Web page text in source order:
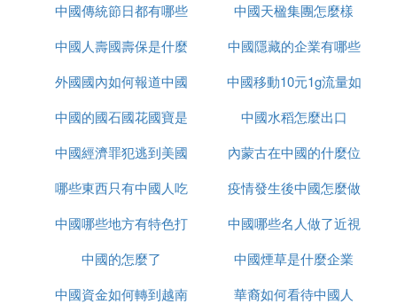
的
中國傳統節日都有哪些
中國天楹集團怎麼樣
中國人壽國壽保是什麼
中國隱藏的企業有哪些
外國國內如何報道中國
疫情
中國移動10元1g流量如
何取消
中國的國石國花國寶是
什麼
中國水稻怎麼出口
中國經濟罪犯逃到美國
怎麼辦
內蒙古在中國的什麼位
置
哪些東西只有中國人吃
疫情發生後中國怎麼做
的
中國哪些地方有特色打
鼓
中國哪些名人做了近視
手術
中國的怎麼了
中國煙草是什麼企業
中國資金如何轉到越南
華裔如何看待中國人